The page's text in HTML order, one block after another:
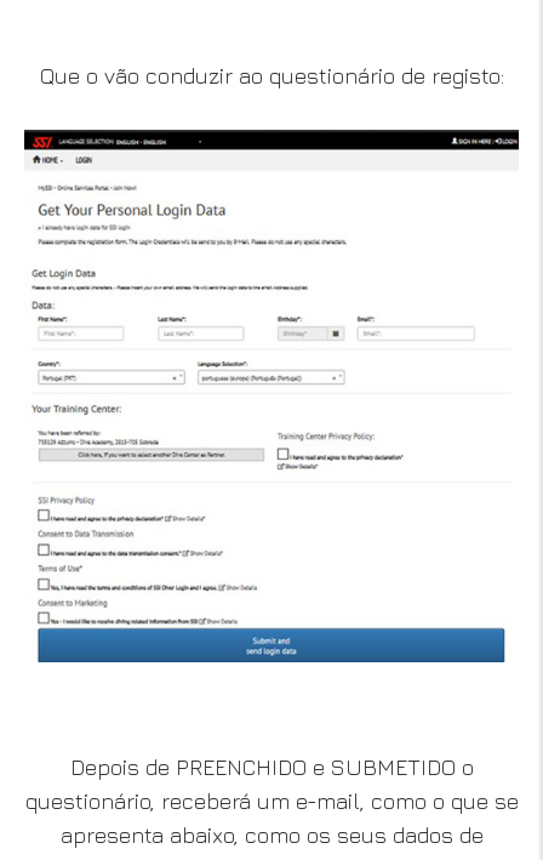
Que o vão conduzir ao questionário de registo:
Depois de PREENCHIDO e SUBMETIDO o
questionário, receberá um e-mail, como o que se
apresenta abaixo, como os seus dados de